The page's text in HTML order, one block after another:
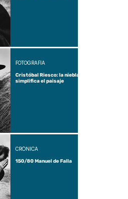
Cristóbal Riesco: la niebla
simplifica el paisaje
FOTOGRAFÍA
150/80 Manuel de Falla
CRÓNICA